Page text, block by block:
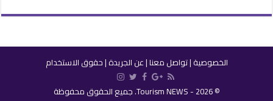
الخصوصية |تواصل معنا |عن الجريدة |حقوق الاستخدام
© 2026 - Tourism NEWS. جميع الحقوق محفوظة